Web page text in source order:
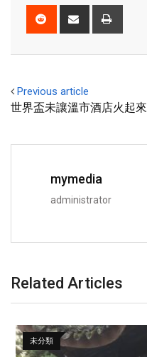
Previous article
世界盃未讓溫市酒店火起來
mymedia
administrator
Related Articles
未分類